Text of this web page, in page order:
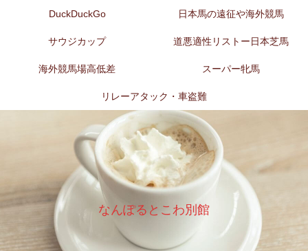
なんぽるとこわ別館
DuckDuckGo 日本馬の遠征や海外競馬
サウジカップ 道悪適性リストー日本芝馬
海外競馬場高低差 スーパー牝馬
リレーアタック・車盗難